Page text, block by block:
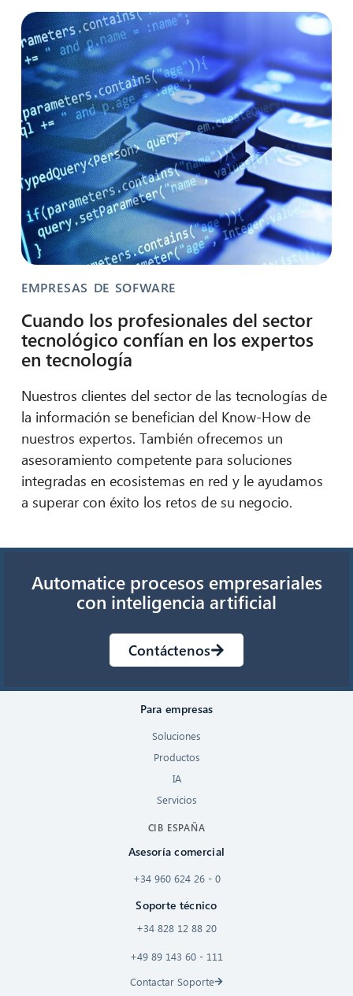
EMPRESAS DE SOFWARE
Cuando los profesionales del sector
tecnológico confían en los expertos
en tecnología
Nuestros clientes del sector de las tecnologías de
la información se benefician del Know-How de
nuestros expertos. También ofrecemos un
asesoramiento competente para soluciones
integradas en ecosistemas en red y le ayudamos
a superar con éxito los retos de su negocio.
Automatice procesos empresariales
con inteligencia artificial
Contáctenos
Para empresas
Soluciones
Productos
IA
Servicios
CIB ESPAÑA
Asesoría comercial
+34 960 624 26 - 0
Soporte técnico
+34 828 12 88 20
+49 89 143 60 - 111
Contactar Soporte